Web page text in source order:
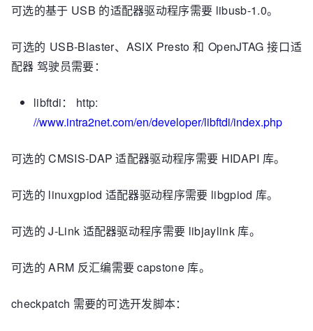
可选的基于 USB 的适配器驱动程序需要 libusb-1.0。
可选的 USB-Blaster、ASIX Presto 和 OpenJTAG 接口适
配器 驾驶员需要：
libftdi： http:
//www.intra2net.com/en/developer/libftdi/index.php
可选的 CMSIS-DAP 适配器驱动程序需要 HIDAPI 库。
可选的 linuxgpiod 适配器驱动程序需要 libgpiod 库。
可选的 J-Link 适配器驱动程序需要 libjaylink 库。
可选的 ARM 反汇编需要 capstone 库。
checkpatch 需要的可选开发脚本：